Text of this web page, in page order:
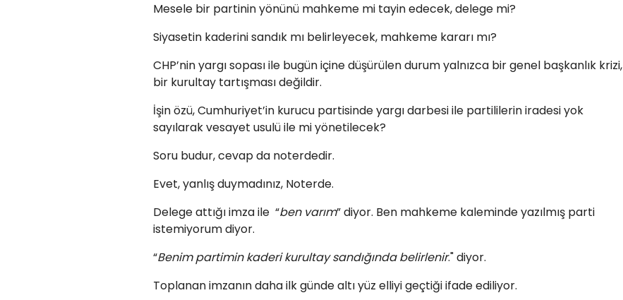
Mesele bir partinin yönünü mahkeme mi tayin edecek, delege mi?
Siyasetin kaderini sandık mı belirleyecek, mahkeme kararı mı?
CHP’nin yargı sopası ile bugün içine düşürülen durum yalnızca bir genel başkanlık krizi,
bir kurultay tartışması değildir.
İşin özü, Cumhuriyet’in kurucu partisinde yargı darbesi ile partililerin iradesi yok
sayılarak vesayet usulü ile mi yönetilecek?
Soru budur, cevap da noterdedir.
Evet, yanlış duymadınız, Noterde.
Delege attığı imza ile “ben varım” diyor. Ben mahkeme kaleminde yazılmış parti
istemiyorum diyor.
“Benim partimin kaderi kurultay sandığında belirlenir." diyor.
Toplanan imzanın daha ilk günde altı yüz elliyi geçtiği ifade ediliyor.